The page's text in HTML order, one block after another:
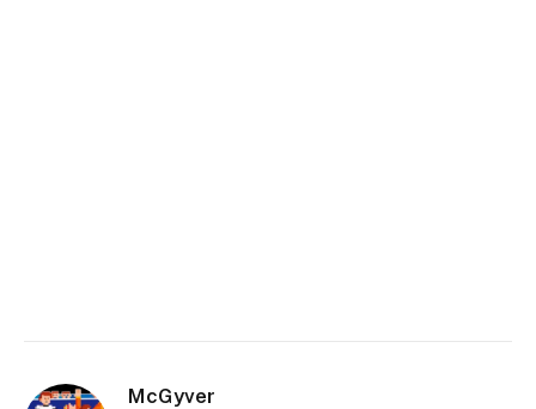
McGyver